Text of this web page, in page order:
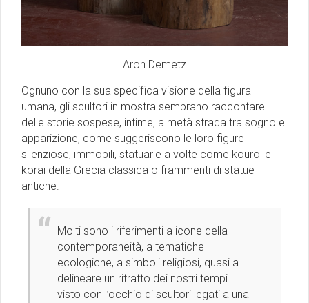
Aron Demetz
Ognuno con la sua specifica visione della figura
umana, gli scultori in mostra sembrano raccontare
delle storie sospese, intime, a metà strada tra sogno e
apparizione, come suggeriscono le loro figure
silenziose, immobili, statuarie a volte come kouroi e
korai della Grecia classica o frammenti di statue
antiche.
Molti sono i riferimenti a icone della
contemporaneità, a tematiche
ecologiche, a simboli religiosi, quasi a
delineare un ritratto dei nostri tempi
visto con l’occhio di scultori legati a una